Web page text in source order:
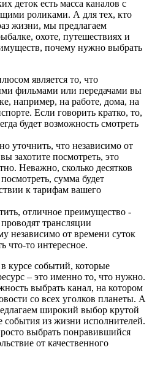
деток есть масса каналов с
роликами. А для тех, кто
жизни, мы предлагаем
охоте, путешествиях и
почему нужно выбрать
является то, что
фильмами или передачами вы
например, на работе, дома, на
Если говорить кратко, то,
будет возможность смотреть
уточнить, что независимо от
захотите посмотреть, это
Неважно, сколько десятков
сумма будет
к тарифам вашего
отличное преимущество -
трансляции
независимо от времени суток
что-то интересное.
курсе событий, которые
– это именно то, что нужно.
выбрать канал, на котором
со всех уголков планеты. А
широкий выбор крутой
из жизни исполнителей.
выбрать понравившийся
от качественного